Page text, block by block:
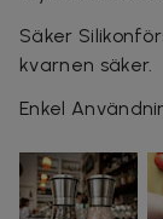
Säker
kvarnen säker.
Enkel